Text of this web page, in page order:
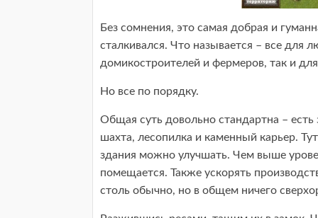
Без сомнения, это самая добрая и
сталкивался. Что называется – все для
домикостроителей и фермеров, так и
Но все по порядку.
Общая суть довольно стандартна –
шахта, лесопилка и каменный карьер.
здания можно улучшать. Чем выше
помещается. Также ускорять
столь обычно, но в общем ничего